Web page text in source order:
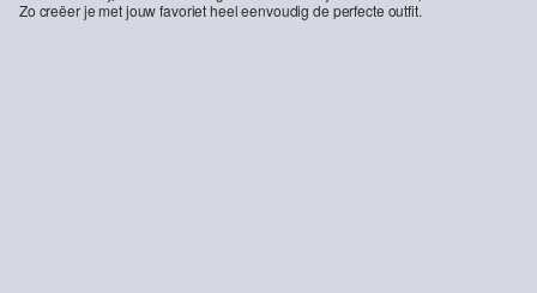
Zo creëer je met jouw favoriet heel eenvoudig de perfecte outfit.